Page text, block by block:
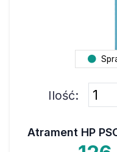
Ilość:
Atrament HP